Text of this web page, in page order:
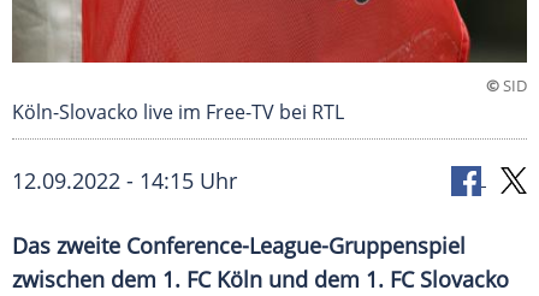
©SID
Köln-Slovacko live im Free-TV bei RTL
12.09.2022 - 14:15 Uhr
Das zweite Conference-League-Gruppenspiel
zwischen dem 1. FC Köln und dem 1. FC Slovacko